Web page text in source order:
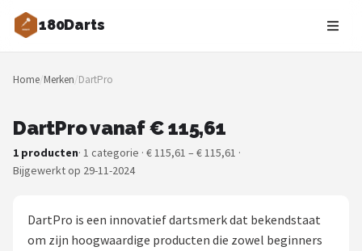
180Darts
Zoeken
NAVIGATIE
Merken
Dartspelers
Home/Merken/DartPro
DartPro vanaf € 115,61
1 producten· 1 categorie · € 115,61 – € 115,61 ·
Bijgewerkt op 29-11-2024
DartPro is een innovatief dartsmerk dat bekendstaat
om zijn hoogwaardige producten die zowel beginners